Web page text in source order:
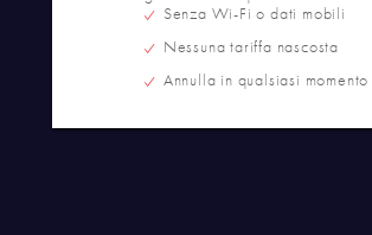
Senza Wi-Fi o dati mobili
Nessuna tariffa nascosta
Annulla in qualsiasi momento